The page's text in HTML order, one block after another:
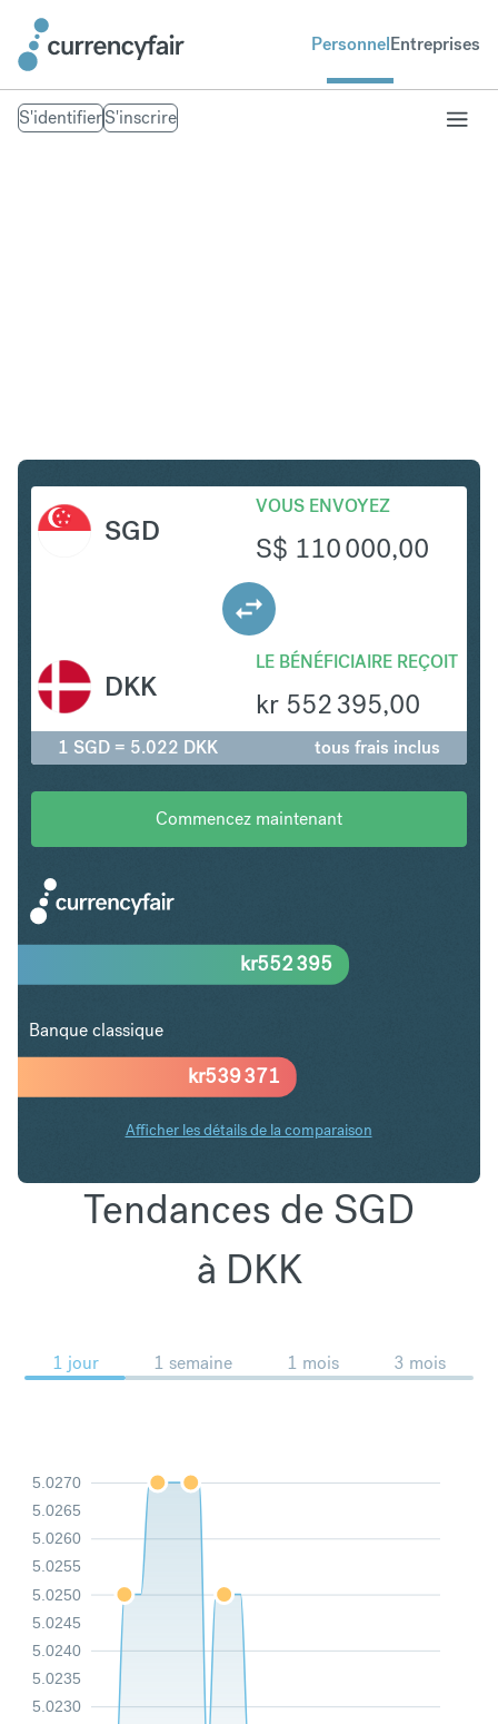
PersonnelEntreprises
S'identifierS'inscrire
SGD
VOUS ENVOYEZ
S$ 110 000,00
LE BÉNÉFICIAIRE REÇOIT
kr 552 395,00
DKK
1 SGD = 5.022 DKK tous frais inclus
Commencez maintenant
kr539 371
kr552 395
Banque classique
Afficher les détails de la comparaison
Tendances de SGD
à DKK
1 jour 1 semaine 1 mois 3 mois
5.0230
5.0235
5.0240
5.0245
5.0250
5.0255
5.0260
5.0265
5.0270